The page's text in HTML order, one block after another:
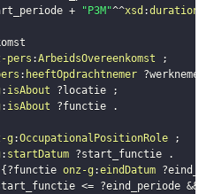
+ "P3M"^^xsd :duration
pers :ArbeidsOvereenkomst
;
: heeftOpdrachtnemer ?werknemer
: isAbout ?locatie
;
: isAbout ?functie
.
g :OccupationalPositionRole
;
: startDatum ?start_functie
.
{ ?functie onz-g :eindDatum
<= ?eind_periode